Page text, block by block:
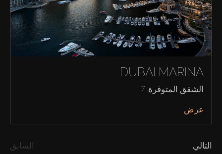
DUBAI MARINA
الشقق المتوفرة: 7
عرض
السابق التالي